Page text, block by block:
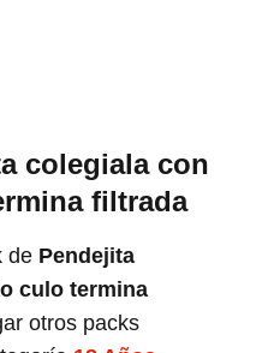
colegiala con
filtrada
de Pendejita
culo termina
otros packs